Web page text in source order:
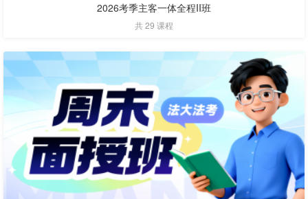
2026考季主客一体全程II班
共 29 课程